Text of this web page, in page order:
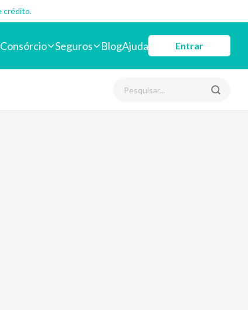
crédito.
Consórcio Seguros BlogAjuda Entrar